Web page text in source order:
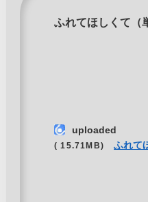
ふれてほしくて（
uploaded
( 15.71MB) ふれて